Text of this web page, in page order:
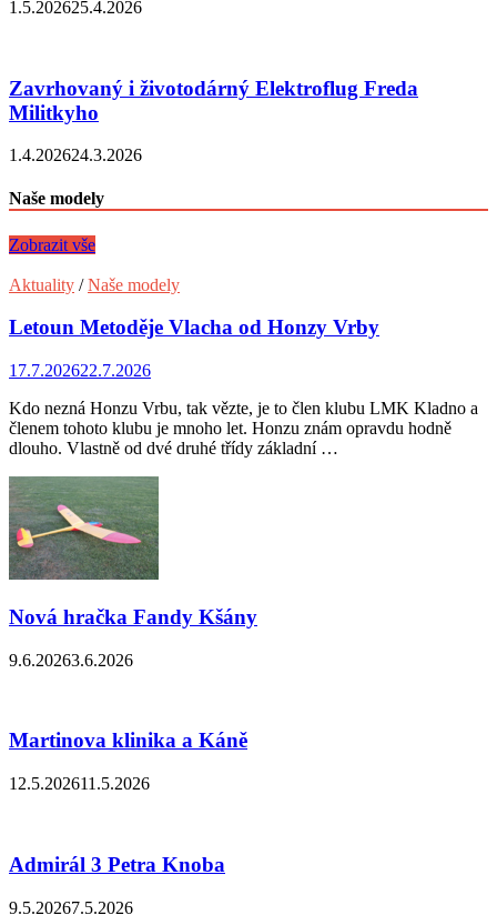
1.5.202625.4.2026
Zavrhovaný i životodárný Elektroflug Freda
Militkyho
1.4.202624.3.2026
Naše modely
Zobrazit vše
Aktuality /Naše modely
Letoun Metoděje Vlacha od Honzy Vrby
17.7.202622.7.2026
Kdo nezná Honzu Vrbu, tak vězte, je to člen klubu LMK Kladno a
členem tohoto klubu je mnoho let. Honzu znám opravdu hodně
dlouho. Vlastně od dvé druhé třídy základní …
Nová hračka Fandy Kšány
9.6.20263.6.2026
Martinova klinika a Káně
12.5.202611.5.2026
Admirál 3 Petra Knoba
9.5.20267.5.2026